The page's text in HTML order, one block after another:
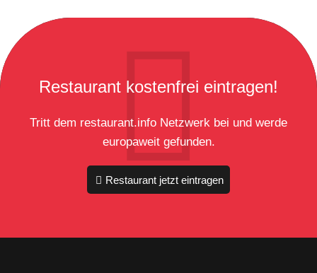
Restaurant kostenfrei eintragen!
Tritt dem restaurant.info Netzwerk bei und werde
europaweit gefunden.
Restaurant jetzt eintragen